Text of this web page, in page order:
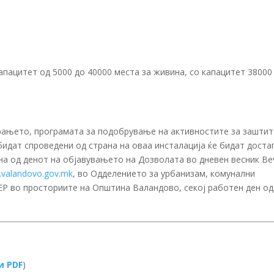
од 5000 до 40000 места за живина, со капацитет 38000
програмата за подобрување на активностите за
спроведени од страна на оваа инсталација ќе бидат
од денот на објавувањето на Дозволата во дневен весник
, во Одделението за урбанизам, комунални
во просториите на Општина Валандово, секој работен ден од
PDF)